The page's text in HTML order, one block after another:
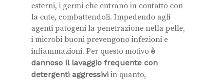
esterni, i germi che entrano in contatto con
la cute, combattendoli. Impedendo agli
agenti patogeni la penetrazione nella pelle,
i microbi buoni prevengono infezioni e
infiammazioni. Per questo motivo è
dannoso il lavaggio frequente con
detergenti aggressivi in quanto,